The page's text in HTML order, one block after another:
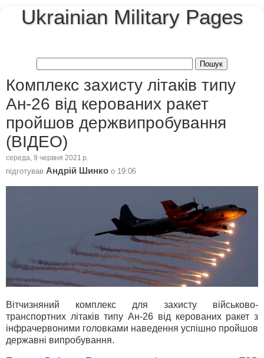
Ukrainian Military Pages
Комплекс захисту літаків типу
Ан-26 від керованих ракет
пройшов держвипробування
(ВІДЕО)
середа, 9 червня 2021 р.
підготував Андрій Шинко о 19:06
Вітчизняний комплекс для захисту військово-
транспортних літаків типу Ан-26 від керованих ракет з
інфрачервоними головками наведення успішно пройшов
державні випробування.